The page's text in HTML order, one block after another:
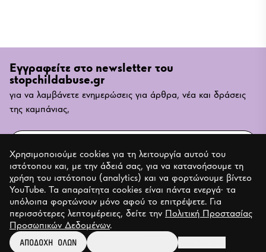
Εγγραφείτε στο newsletter του
stopchildabuse.gr
για να λαμβάνετε ενημερώσεις για άρθρα, νέα και δράσεις
της καμπάνιας,
Email
ΕΓΓΡΑΦΗ
ΤαυτότηταΕπικοινωνία
Πολιτική προστασίας προσωπικών δεδομένων
© 2026 Stop Child Abuse. All rights reserved.
Χρησιμοποιούμε cookies για τη λειτουργία αυτού του
ιστότοπου και, με την άδειά σας, για να κατανοήσουμε τη
χρήση του ιστότοπου (analytics) και να φορτώνουμε βίντεο
YouTube. Τα απαραίτητα cookies είναι πάντα ενεργά· τα
υπόλοιπα φορτώνουν μόνο αφού το επιτρέψετε. Για
περισσότερες λεπτομέρειες, δείτε την Πολιτική Προστασίας
Προσωπικών Δεδομένων.
ΑΠΟΔΟΧΗ ΟΛΩΝ